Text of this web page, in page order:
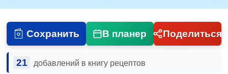
Сохранить В планер Поделиться
21 добавлений в книгу рецептов